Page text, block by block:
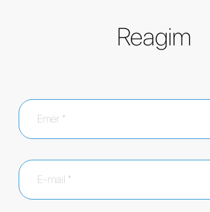
Reagim